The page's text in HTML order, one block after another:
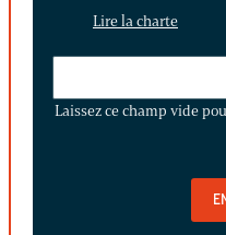
Lire la charte
CHAMP
Laissez ce champ vide